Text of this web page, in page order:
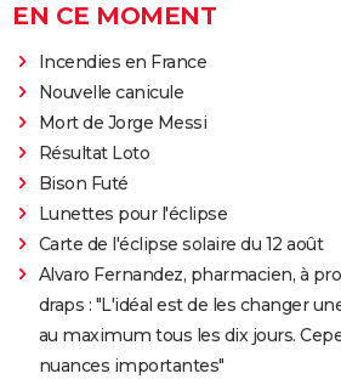
EN CE MOMENT
Incendies en France
Nouvelle canicule
Mort de Jorge Messi
Résultat Loto
Bison Futé
Lunettes pour l'éclipse
Carte de l'éclipse solaire du 12 août
Alvaro Fernandez, pharmacien, à
draps : "L'idéal est de les changer
au maximum tous les dix jours.
nuances importantes"